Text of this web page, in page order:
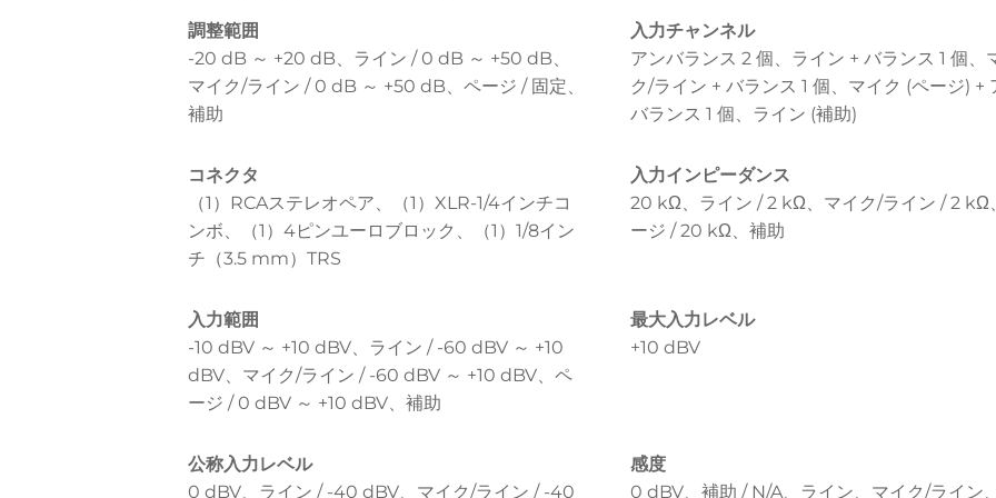
調整範囲
-20 dB ～ +20 dB、ライン / 0 dB ～ +50 dB、
マイク/ライン / 0 dB ～ +50 dB、ページ / 固定、
補助
入力チャンネル
アンバランス 2 個、ライン + バランス 1 個、
ク/ライン + バランス 1 個、マイク (ページ) +
バランス 1 個、ライン (補助)
コネクタ
（1）RCAステレオペア、（1）XLR-1/4インチコ
ンボ、（1）4ピンユーロブロック、（1）1/8イン
チ（3.5 mm）TRS
入力インピーダンス
20 kΩ、ライン / 2 kΩ、マイク/ライン / 2 kΩ
ージ / 20 kΩ、補助
入力範囲
-10 dBV ～ +10 dBV、ライン / -60 dBV ～ +10
dBV、マイク/ライン / -60 dBV ～ +10 dBV、ペ
ージ / 0 dBV ～ +10 dBV、補助
最大入力レベル
+10 dBV
公称入力レベル
0 dBV、ライン / -40 dBV、マイク/ライン / -40
感度
0 dBV、補助 / N/A、ライン、マイク/ライン